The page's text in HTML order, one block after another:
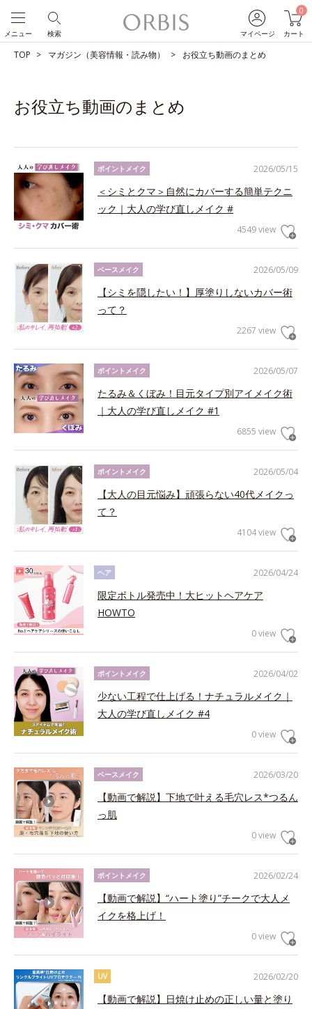
マイページ
0
カート
検索
メニュー
TOP マガジン（美容情報・読み物） お役立ち動画のまとめ
お役立ち動画のまとめ
2026/05/15
ポイントメイク
＜シミとクマ＞自然にカバーする簡単テクニ
ック｜大人の学び直しメイク #
4549 view
2026/05/09
ベースメイク
【シミを隠したい！】厚塗りしないカバー術
って？
2267 view
2026/05/07
ポイントメイク
たるみ＆くぼみ！目元タイプ別アイメイク術
｜大人の学び直しメイク #1
6855 view
2026/05/04
ポイントメイク
【大人の目元悩み】頑張らない40代メイクっ
て？
4104 view
2026/04/24
ヘア
限定ボトル発売中！大ヒットヘアケア
HOWTO
0 view
2026/04/02
ポイントメイク
少ない工程で仕上げる！ナチュラルメイク｜
大人の学び直しメイク #4
0 view
2026/03/20
ベースメイク
【動画で解説】下地で叶える毛穴レス*つるん
っ肌
0 view
2026/02/24
ポイントメイク
【動画で解説】“ハート塗り”チークで大人メ
イクを格上げ！
0 view
2026/02/20
UV
【動画で解説】日焼け止めの正しい量と塗り